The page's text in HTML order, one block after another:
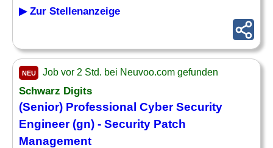
▶ Zur Stellenanzeige
NEU Job vor 2 Std. bei Neuvoo.com gefunden
Schwarz Digits
(Senior) Professional Cyber Security
Engineer (gn) - Security Patch
Management